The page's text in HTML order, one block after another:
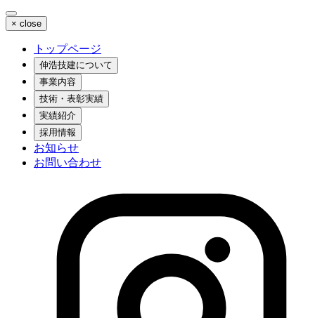
× close
トップページ
伸浩技建について
事業内容
技術・表彰実績
実績紹介
採用情報
お知らせ
お問い合わせ